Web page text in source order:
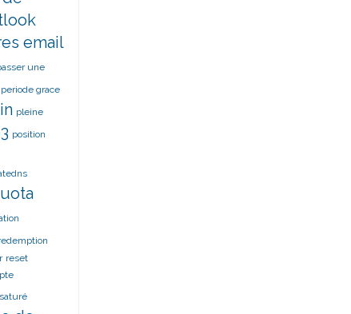
email
une
periode grace
pleine
position
reset
saturé